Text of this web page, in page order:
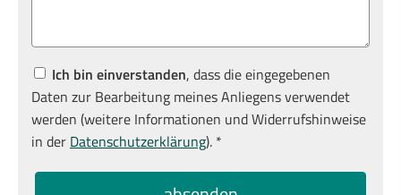
Ich bin einverstanden, dass die eingegebenen
Daten zur Bearbeitung meines Anliegens verwendet
werden (weitere Informationen und Widerrufshinweise
in der Datenschutzerklärung). *